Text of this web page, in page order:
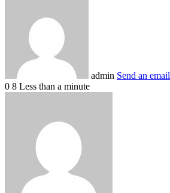
admin Send an email
0 8 Less than a minute